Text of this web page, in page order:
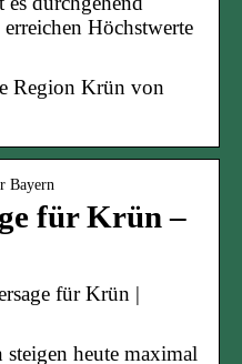
Höchstwerte
Region Krün von
Bayern
für Krün –
für Krün |
heute maximal